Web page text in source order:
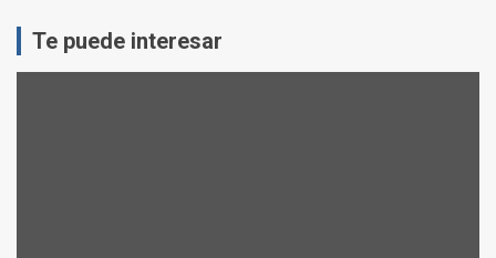
Te puede interesar